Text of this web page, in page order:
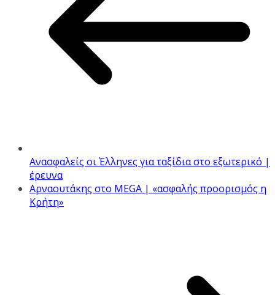
Ανασφαλείς οι Έλληνες για ταξίδια στο εξωτερικό |
έρευνα
Αρναουτάκης στο MEGA | «ασφαλής προορισμός η
Κρήτη»